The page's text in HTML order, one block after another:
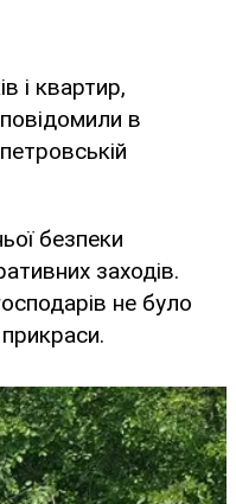
і квартир,
в
безпеки
заходів.
не було